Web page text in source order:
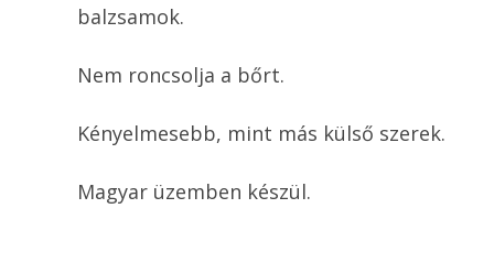
balzsamok.
Nem roncsolja a bőrt.
Kényelmesebb, mint más külső szerek.
Magyar üzemben készül.